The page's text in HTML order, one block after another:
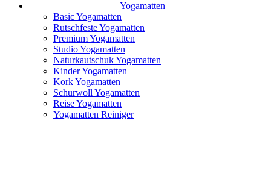
Yogamatten
Basic Yogamatten
Rutschfeste Yogamatten
Premium Yogamatten
Studio Yogamatten
Naturkautschuk Yogamatten
Kinder Yogamatten
Kork Yogamatten
Schurwoll Yogamatten
Reise Yogamatten
Yogamatten Reiniger